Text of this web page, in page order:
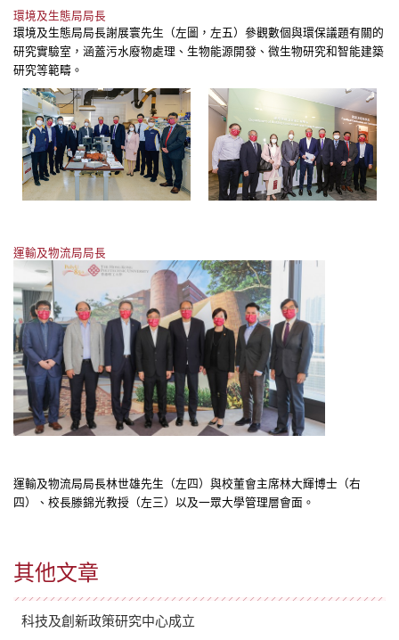
其他文章
科技及創新政策研究中心成立
環境及生態局局長
環境及生態局局長謝展寰先生（左圖，左五）參觀數個與環保議題有關的
研究實驗室，涵蓋污水廢物處理、生物能源開發、微生物研究和智能建築
研究等範疇。
運輸及物流局局長
運輸及物流局局長林世雄先生（左四）與校董會主席林大輝博士（右
四）、校長滕錦光教授（左三）以及一眾大學管理層會面。